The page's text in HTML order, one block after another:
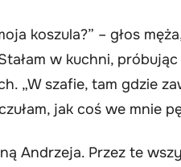
koszula?” – głos
w kuchni,
„W szafie, tam gdzie
jak coś we mnie
Andrzeja. Przez te